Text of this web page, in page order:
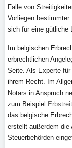
Falle von
Vorliegen
sich für eine gütliche
Im belgischen
erbrechtlichen
Seite. Als Experte
ihrem Recht. Im
Notars in Anspruch
zum Beispiel
das belgische
erstellt außerdem die
Steuerbehörden